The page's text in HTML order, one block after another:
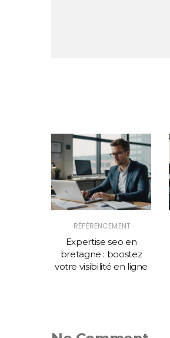
RÉFÉRENCEMENT
Expertise seo en
bretagne : boostez
votre visibilité en ligne